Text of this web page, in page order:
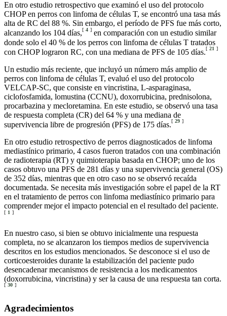
En otro estudio retrospectivo que examinó el uso del protocolo
CHOP en perros con linfoma de células T, se encontró una tasa más
alta de RC del 88 %. Sin embargo, el período de PFS fue más corto,
alcanzando los 104 días,[ 4 ] en comparación con un estudio similar
donde solo el 40 % de los perros con linfoma de células T tratados
con CHOP lograron RC, con una mediana de PFS de 105 días.[ 21 ]
Un estudio más reciente, que incluyó un número más amplio de
perros con linfoma de células T, evaluó el uso del protocolo
VELCAP-SC, que consiste en vincristina, L-asparaginasa,
ciclofosfamida, lomustina (CCNU), doxorrubicina, prednisolona,
procarbazina y mecloretamina. En este estudio, se observó una tasa
de respuesta completa (CR) del 64 % y una mediana de
supervivencia libre de progresión (PFS) de 175 días.[ 29 ]
En otro estudio retrospectivo de perros diagnosticados de linfoma
mediastínico primario, 4 casos fueron tratados con una combinación
de radioterapia (RT) y quimioterapia basada en CHOP; uno de los
casos obtuvo una PFS de 281 días y una supervivencia general (OS)
de 352 días, mientras que en otro caso no se observó recaída
documentada. Se necesita más investigación sobre el papel de la RT
en el tratamiento de perros con linfoma mediastínico primario para
comprender mejor el impacto potencial en el resultado del paciente.
[ 1 ]
En nuestro caso, si bien se obtuvo inicialmente una respuesta
completa, no se alcanzaron los tiempos medios de supervivencia
descritos en los estudios mencionados. Se desconoce si el uso de
corticoesteroides durante la estabilización del paciente pudo
desencadenar mecanismos de resistencia a los medicamentos
(doxorrubicina, vincristina) y ser la causa de una respuesta tan corta.
[ 30 ]
Agradecimientos